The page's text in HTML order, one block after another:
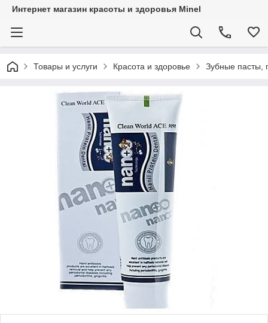
Интернет магазин красоты и здоровья Minel
Товары и услуги Красота и здоровье Зубные пасты,